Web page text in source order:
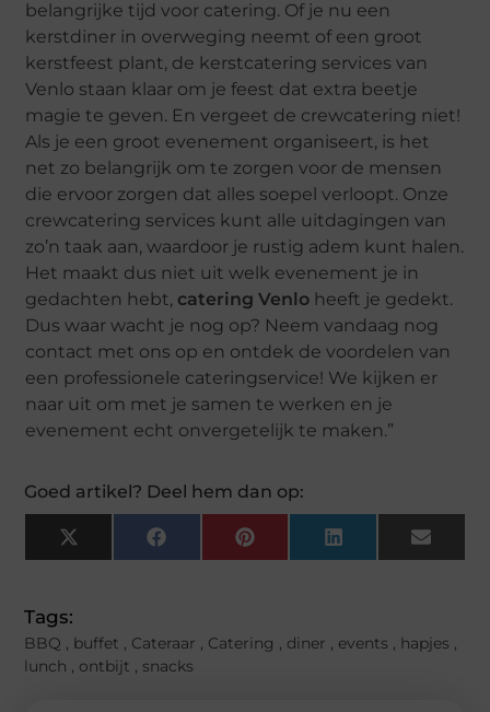
belangrijke tijd voor catering. Of je nu een
kerstdiner in overweging neemt of een groot
kerstfeest plant, de kerstcatering services van
Venlo staan klaar om je feest dat extra beetje
magie te geven. En vergeet de crewcatering niet!
Als je een groot evenement organiseert, is het
net zo belangrijk om te zorgen voor de mensen
die ervoor zorgen dat alles soepel verloopt. Onze
crewcatering services kunt alle uitdagingen van
zo’n taak aan, waardoor je rustig adem kunt halen.
Het maakt dus niet uit welk evenement je in
gedachten hebt, catering Venlo heeft je gedekt.
Dus waar wacht je nog op? Neem vandaag nog
contact met ons op en ontdek de voordelen van
een professionele cateringservice! We kijken er
naar uit om met je samen te werken en je
evenement echt onvergetelijk te maken.”
Goed artikel? Deel hem dan op:
X
(Twitter)
FacebookPinterestLinkedInEmail
Tags:
BBQ , buffet , Cateraar , Catering , diner , events , hapjes ,
lunch , ontbijt , snacks